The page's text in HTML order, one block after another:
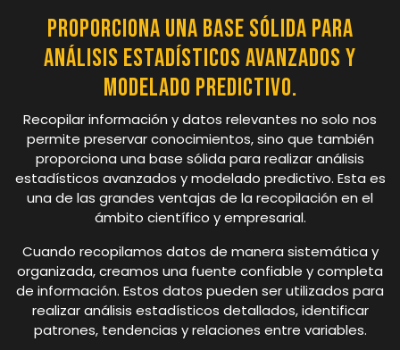
Proporciona una base sólida para
análisis estadísticos avanzados y
modelado predictivo.
Recopilar información y datos relevantes no solo nos
permite preservar conocimientos, sino que también
proporciona una base sólida para realizar análisis
estadísticos avanzados y modelado predictivo. Esta es
una de las grandes ventajas de la recopilación en el
ámbito científico y empresarial.
Cuando recopilamos datos de manera sistemática y
organizada, creamos una fuente confiable y completa
de información. Estos datos pueden ser utilizados para
realizar análisis estadísticos detallados, identificar
patrones, tendencias y relaciones entre variables.